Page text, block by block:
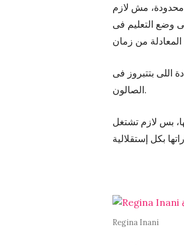
مش لازم
وضع التعليم فى
اللى بتتبروز فى
الصالون.
بس لازم تشتغل
Regina Inani